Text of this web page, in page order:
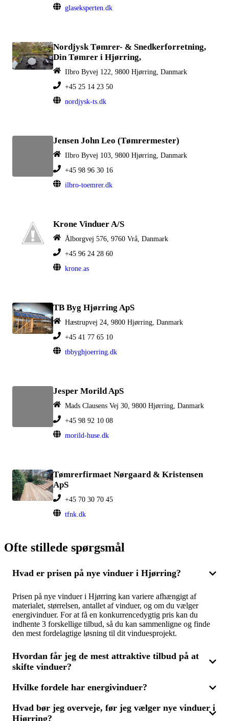
glaseksperten.dk
Nordjysk Tømrer- & Snedkerforretning,
Din Tømrer i Hjørring,
Ilbro Byvej 122, 9800 Hjørring, Danmark
+45 25 14 23 50
nordjysk-ts.dk
Jensen John Leo (Tømrermester)
Ilbro Byvej 103, 9800 Hjørring, Danmark
+45 98 96 30 16
ilbro-toemrer.dk
Krone Vinduer A/S
Ålborgvej 576, 9760 Vrå, Danmark
+45 96 24 28 60
krone.as
TB Byg Hjørring ApS
Hæstrupvej 24, 9800 Hjørring, Danmark
+45 41 77 65 10
tbbyghjoerring.dk
Jesper Morild ApS
Mads Clausens Vej 30, 9800 Hjørring, Danmark
+45 98 92 10 08
morild-huse.dk
Tømrerfirmaet Nørgaard & Kristensen
ApS
+45 70 30 70 45
tfnk.dk
Ofte stillede spørgsmål
Hvad er prisen på nye vinduer i Hjørring?
Prisen på nye vinduer i Hjørring kan variere afhængigt af
materialet, størrelsen, antallet af vinduer, og om du vælger
energivinduer. For at få en konkurrencedygtig pris kan du
indhente 3 forskellige tilbud, så du kan sammenligne og finde
den mest fordelagtige løsning til dit vinduesprojekt.
Hvordan får jeg de mest attraktive tilbud på at
skifte vinduer?
For at få de bedste tilbud på vinduesudskiftning skal du
tilbud har du mulighed for at se prisforskellene og de
forskellige muligheder, såsom energivinduer, der kan reducere
Hvilke fordele har energivinduer?
Energivinduer er designet til at højne dit hus' energieffektivitet
Hvad bør jeg overveje, før jeg vælger nye vinduer i
Hjørring?